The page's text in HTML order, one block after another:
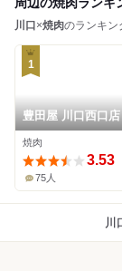
周辺の焼肉ランキ
川口 ×焼肉のランキン
1
豊田屋 川口西口店
焼肉
3.53
75人
川